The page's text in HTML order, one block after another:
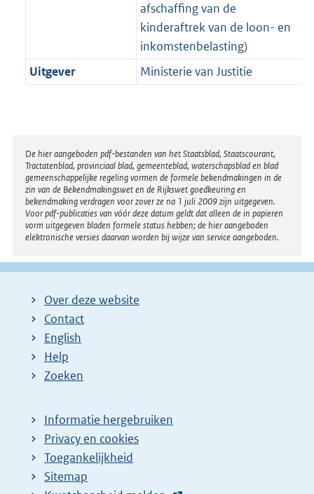
afschaffing van de
kinderaftrek van de loon- en
inkomstenbelasting)
Uitgever
Ministerie van Justitie
Disclaimer
De hier aangeboden pdf-bestanden van het Staatsblad, Staatscourant,
Tractatenblad, provinciaal blad, gemeenteblad, waterschapsblad en blad
gemeenschappelijke regeling vormen de formele bekendmakingen in de
zin van de Bekendmakingswet en de Rijkswet goedkeuring en
bekendmaking verdragen voor zover ze na 1 juli 2009 zijn uitgegeven.
Voor pdf-publicaties van vóór deze datum geldt dat alleen de in papieren
vorm uitgegeven bladen formele status hebben; de hier aangeboden
elektronische versies daarvan worden bij wijze van service aangeboden.
Over deze website
Contact
English
Help
Zoeken
Informatie hergebruiken
Privacy en cookies
Toegankelijkheid
Sitemap